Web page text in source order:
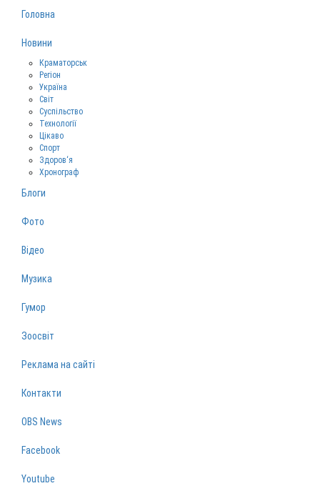
Головна
Новини
Краматорськ
Регіон
Україна
Світ
Суспільство
Технології
Цікаво
Спорт
Здоров‘я
Хронограф
Блоги
Фото
Відео
Музика
Гумор
Зоосвіт
Реклама на сайті
Контакти
OBS News
Facebook
Youtube